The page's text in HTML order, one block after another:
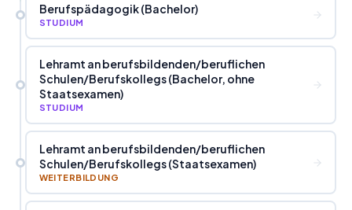
Berufspädagogik (Bachelor)
STUDIUM
Lehramt an berufsbildenden/beruflichen
Schulen/Berufskollegs (Bachelor, ohne
Staatsexamen)
STUDIUM
Lehramt an berufsbildenden/beruflichen
Schulen/Berufskollegs (Staatsexamen)
WEITERBILDUNG